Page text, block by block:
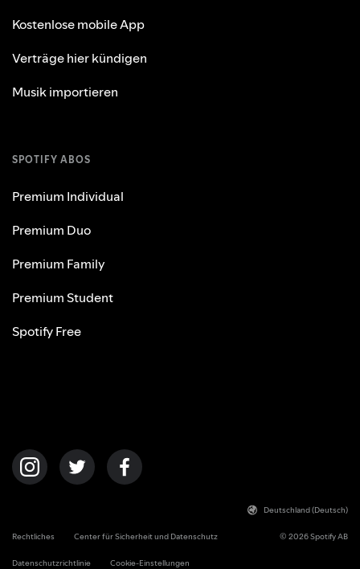
Kostenlose mobile App
Verträge hier kündigen
Musik importieren
SPOTIFY ABOS
Premium Individual
Premium Duo
Premium Family
Premium Student
Spotify Free
Deutschland (Deutsch)
Rechtliches Center für Sicherheit und Datenschutz
Datenschutzrichtlinie Cookie-Einstellungen
© 2026 Spotify AB